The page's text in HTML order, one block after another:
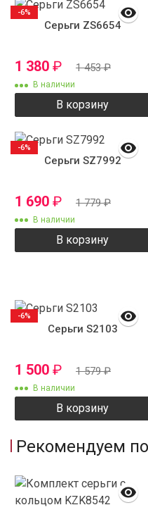
Серьги ZS6654
1 380 ₽ 1 453₽
В наличии
В корзину
-6%
Серьги SZ7992
1 690 ₽ 1 779₽
В наличии
В корзину
-6%
Серьги S2103
1 500 ₽ 1 579₽
В наличии
В корзину
-6%
Рекомендуем